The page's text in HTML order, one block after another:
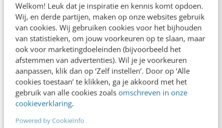
Welkom! Leuk dat je inspiratie en kennis komt opdoen.
Wij, en derde partijen, maken op onze websites gebruik
van cookies. Wij gebruiken cookies voor het bijhouden
van statistieken, om jouw voorkeuren op te slaan, maar
ook voor marketingdoeleinden (bijvoorbeeld het
afstemmen van advertenties). Wil je je voorkeuren
aanpassen, klik dan op ‘Zelf instellen’. Door op ‘Alle
cookies toestaan’ te klikken, ga je akkoord met het
gebruik van alle cookies zoals omschreven in onze
cookieverklaring.
Powered by CookieInfo
zegt Vincent van Kruisbergen inzijn artikel. Hij
legt uit hoe ook jij ervoor zorgt om als merk
altijd en overal onderscheidend te zijn.